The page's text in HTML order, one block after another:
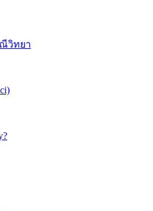
วิทยา